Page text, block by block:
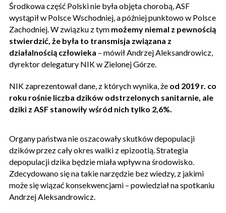
Środkowa część Polski nie była objęta chorobą, ASF
wystąpił w Polsce Wschodniej, a później punktowo w Polsce
Zachodniej. W związku z tym możemy niemal z pewnością
stwierdzić, że była to transmisja związana z
działalnością człowieka – mówił Andrzej Aleksandrowicz,
dyrektor delegatury NIK w Zielonej Górze.
NIK zaprezentował dane, z których wynika, że od 2019 r. co
roku rośnie liczba dzików odstrzelonych sanitarnie, ale
dziki z ASF stanowiły wśród nich tylko 2,6%.
Organy państwa nie oszacowały skutków depopulacji
dzików przez cały okres walki z epizootią. Strategia
depopulacji dzika będzie miała wpływ na środowisko.
Zdecydowano się na takie narzędzie bez wiedzy, z jakimi
może się wiązać konsekwencjami – powiedział na spotkaniu
Andrzej Aleksandrowicz.